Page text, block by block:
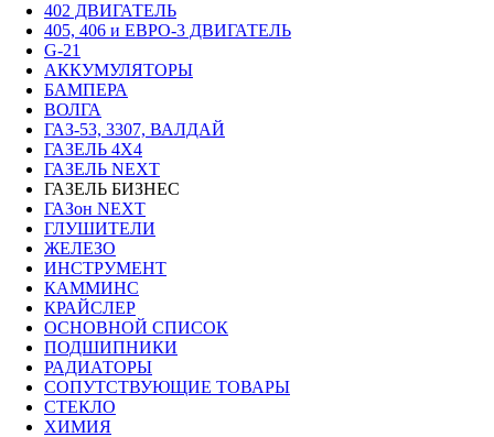
402 ДВИГАТЕЛЬ
405, 406 и ЕВРО-3 ДВИГАТЕЛЬ
G-21
АККУМУЛЯТОРЫ
БАМПЕРА
ВОЛГА
ГАЗ-53, 3307, ВАЛДАЙ
ГАЗЕЛЬ 4Х4
ГАЗЕЛЬ NEXT
ГАЗЕЛЬ БИЗНЕС
ГАЗон NEXT
ГЛУШИТЕЛИ
ЖЕЛЕЗО
ИНСТРУМЕНТ
КАММИНС
КРАЙСЛЕР
ОСНОВНОЙ СПИСОК
ПОДШИПНИКИ
РАДИАТОРЫ
СОПУТСТВУЮЩИЕ ТОВАРЫ
СТЕКЛО
ХИМИЯ